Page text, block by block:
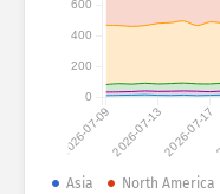
2026-07-092026-07-132026-07-17
0
200
400
600
Asia North America